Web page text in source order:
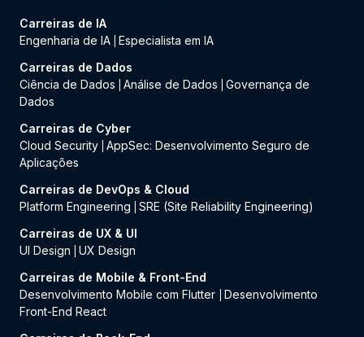
Carreiras de IA
Engenharia de IA Especialista em IA
Carreiras de Dados
Ciência de Dados
Análise de Dados
Governança de
Dados
Carreiras de Cyber
Cloud Security AppSec: Desenvolvimento Seguro de
Aplicações
Carreiras de DevOps & Cloud
Platform Engineering
SRE (Site Reliability Engineering)
Carreiras de UX & UI
UI Design
UX Design
Carreiras de Mobile & Front-End
Desenvolvimento Mobile com Flutter
Desenvolvimento
Front-End React